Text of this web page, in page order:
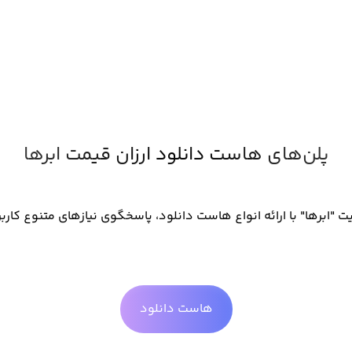
پلن‌های هاست دانلود ارزان قیمت ابرها
"ابرها" با ارائه انواع هاست دانلود، پاسخگوی نیازهای متنوع
هاست دانلود